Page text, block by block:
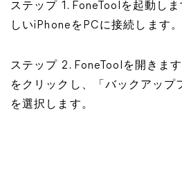
ステップ 1. FoneToolを起動し
しいiPhoneをPCに接続します。
ステップ 2. FoneToolを開きま
をクリックし、「バックアップ
を選択します。